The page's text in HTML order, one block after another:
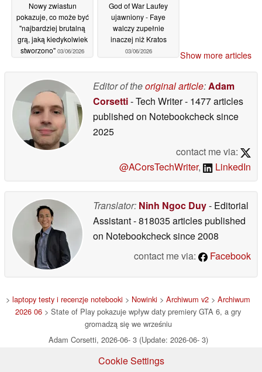
Nowy zwiastun
pokazuje, co może być
"najbardziej brutalną
grą, jaką kiedykolwiek
stworzono" 03/06/2026
God of War Laufey
ujawniony - Faye
walczy zupełnie
inaczej niż Kratos
03/06/2026 Show more articles
Editor of theoriginal article:Adam
Corsetti- Tech Writer- 1477 articles
published on Notebookchecksince
2025
contact me via:
@ACorsTechWriter, LinkedIn
Translator: Ninh Ngoc Duy- Editorial
Assistant- 818035 articles published
on Notebookchecksince 2008
contact me via:
Facebook
> laptopy testy i recenzje notebooki > Nowinki > Archiwum v2 > Archiwum
2026 06 > State of Play pokazuje wpływ daty premiery GTA 6, a gry
gromadzą się we wrześniu
Adam Corsetti, 2026-06- 3 (Update: 2026-06- 3)
Cookie Settings